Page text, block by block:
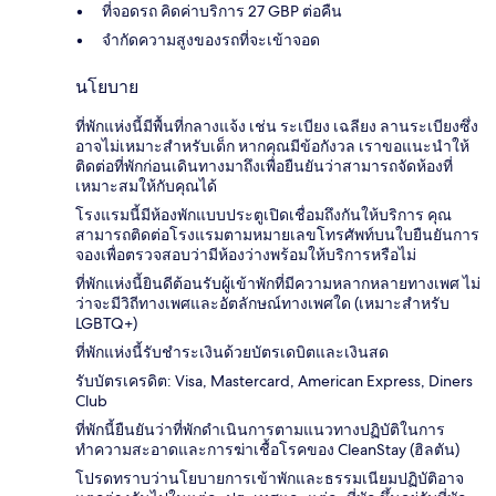
ที่จอดรถ คิดค่าบริการ 27 GBP ต่อคืน
จำกัดความสูงของรถที่จะเข้าจอด
นโยบาย
ที่พักแห่งนี้มีพื้นที่กลางแจ้ง เช่น ระเบียง เฉลียง ลานระเบียงซึ่ง
อาจไม่เหมาะสำหรับเด็ก หากคุณมีข้อกังวล เราขอแนะนำให้
ติดต่อที่พักก่อนเดินทางมาถึงเพื่อยืนยันว่าสามารถจัดห้องที่
เหมาะสมให้กับคุณได้
โรงแรมนี้มีห้องพักแบบประตูเปิดเชื่อมถึงกันให้บริการ คุณ
สามารถติดต่อโรงแรมตามหมายเลขโทรศัพท์บนใบยืนยันการ
จองเพื่อตรวจสอบว่ามีห้องว่างพร้อมให้บริการหรือไม่
ที่พักแห่งนี้ยินดีต้อนรับผู้เข้าพักที่มีความหลากหลายทางเพศ ไม่
ว่าจะมีวิถีทางเพศและอัตลักษณ์ทางเพศใด (เหมาะสำหรับ
LGBTQ+)
ที่พักแห่งนี้รับชำระเงินด้วยบัตรเดบิตและเงินสด
รับบัตรเครดิต: Visa, Mastercard, American Express, Diners
Club
ที่พักนี้ยืนยันว่าที่พักดำเนินการตามแนวทางปฏิบัติในการ
ทำความสะอาดและการฆ่าเชื้อโรคของ CleanStay (ฮิลตัน)
โปรดทราบว่านโยบายการเข้าพักและธรรมเนียมปฏิบัติอาจ